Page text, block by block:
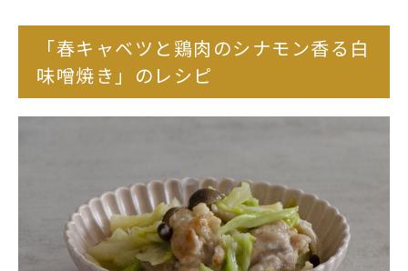
「春キャベツと鶏肉のシナモン香る白
味噌焼き」のレシピ